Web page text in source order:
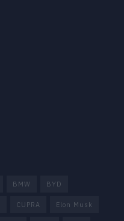
BMW BYD
CUPRA Elon Musk